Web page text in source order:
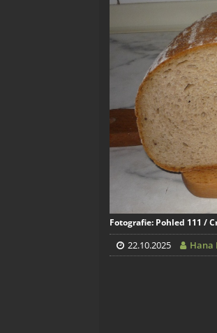
Fotografie: Pohled 111 /
22.10.2025 Hana